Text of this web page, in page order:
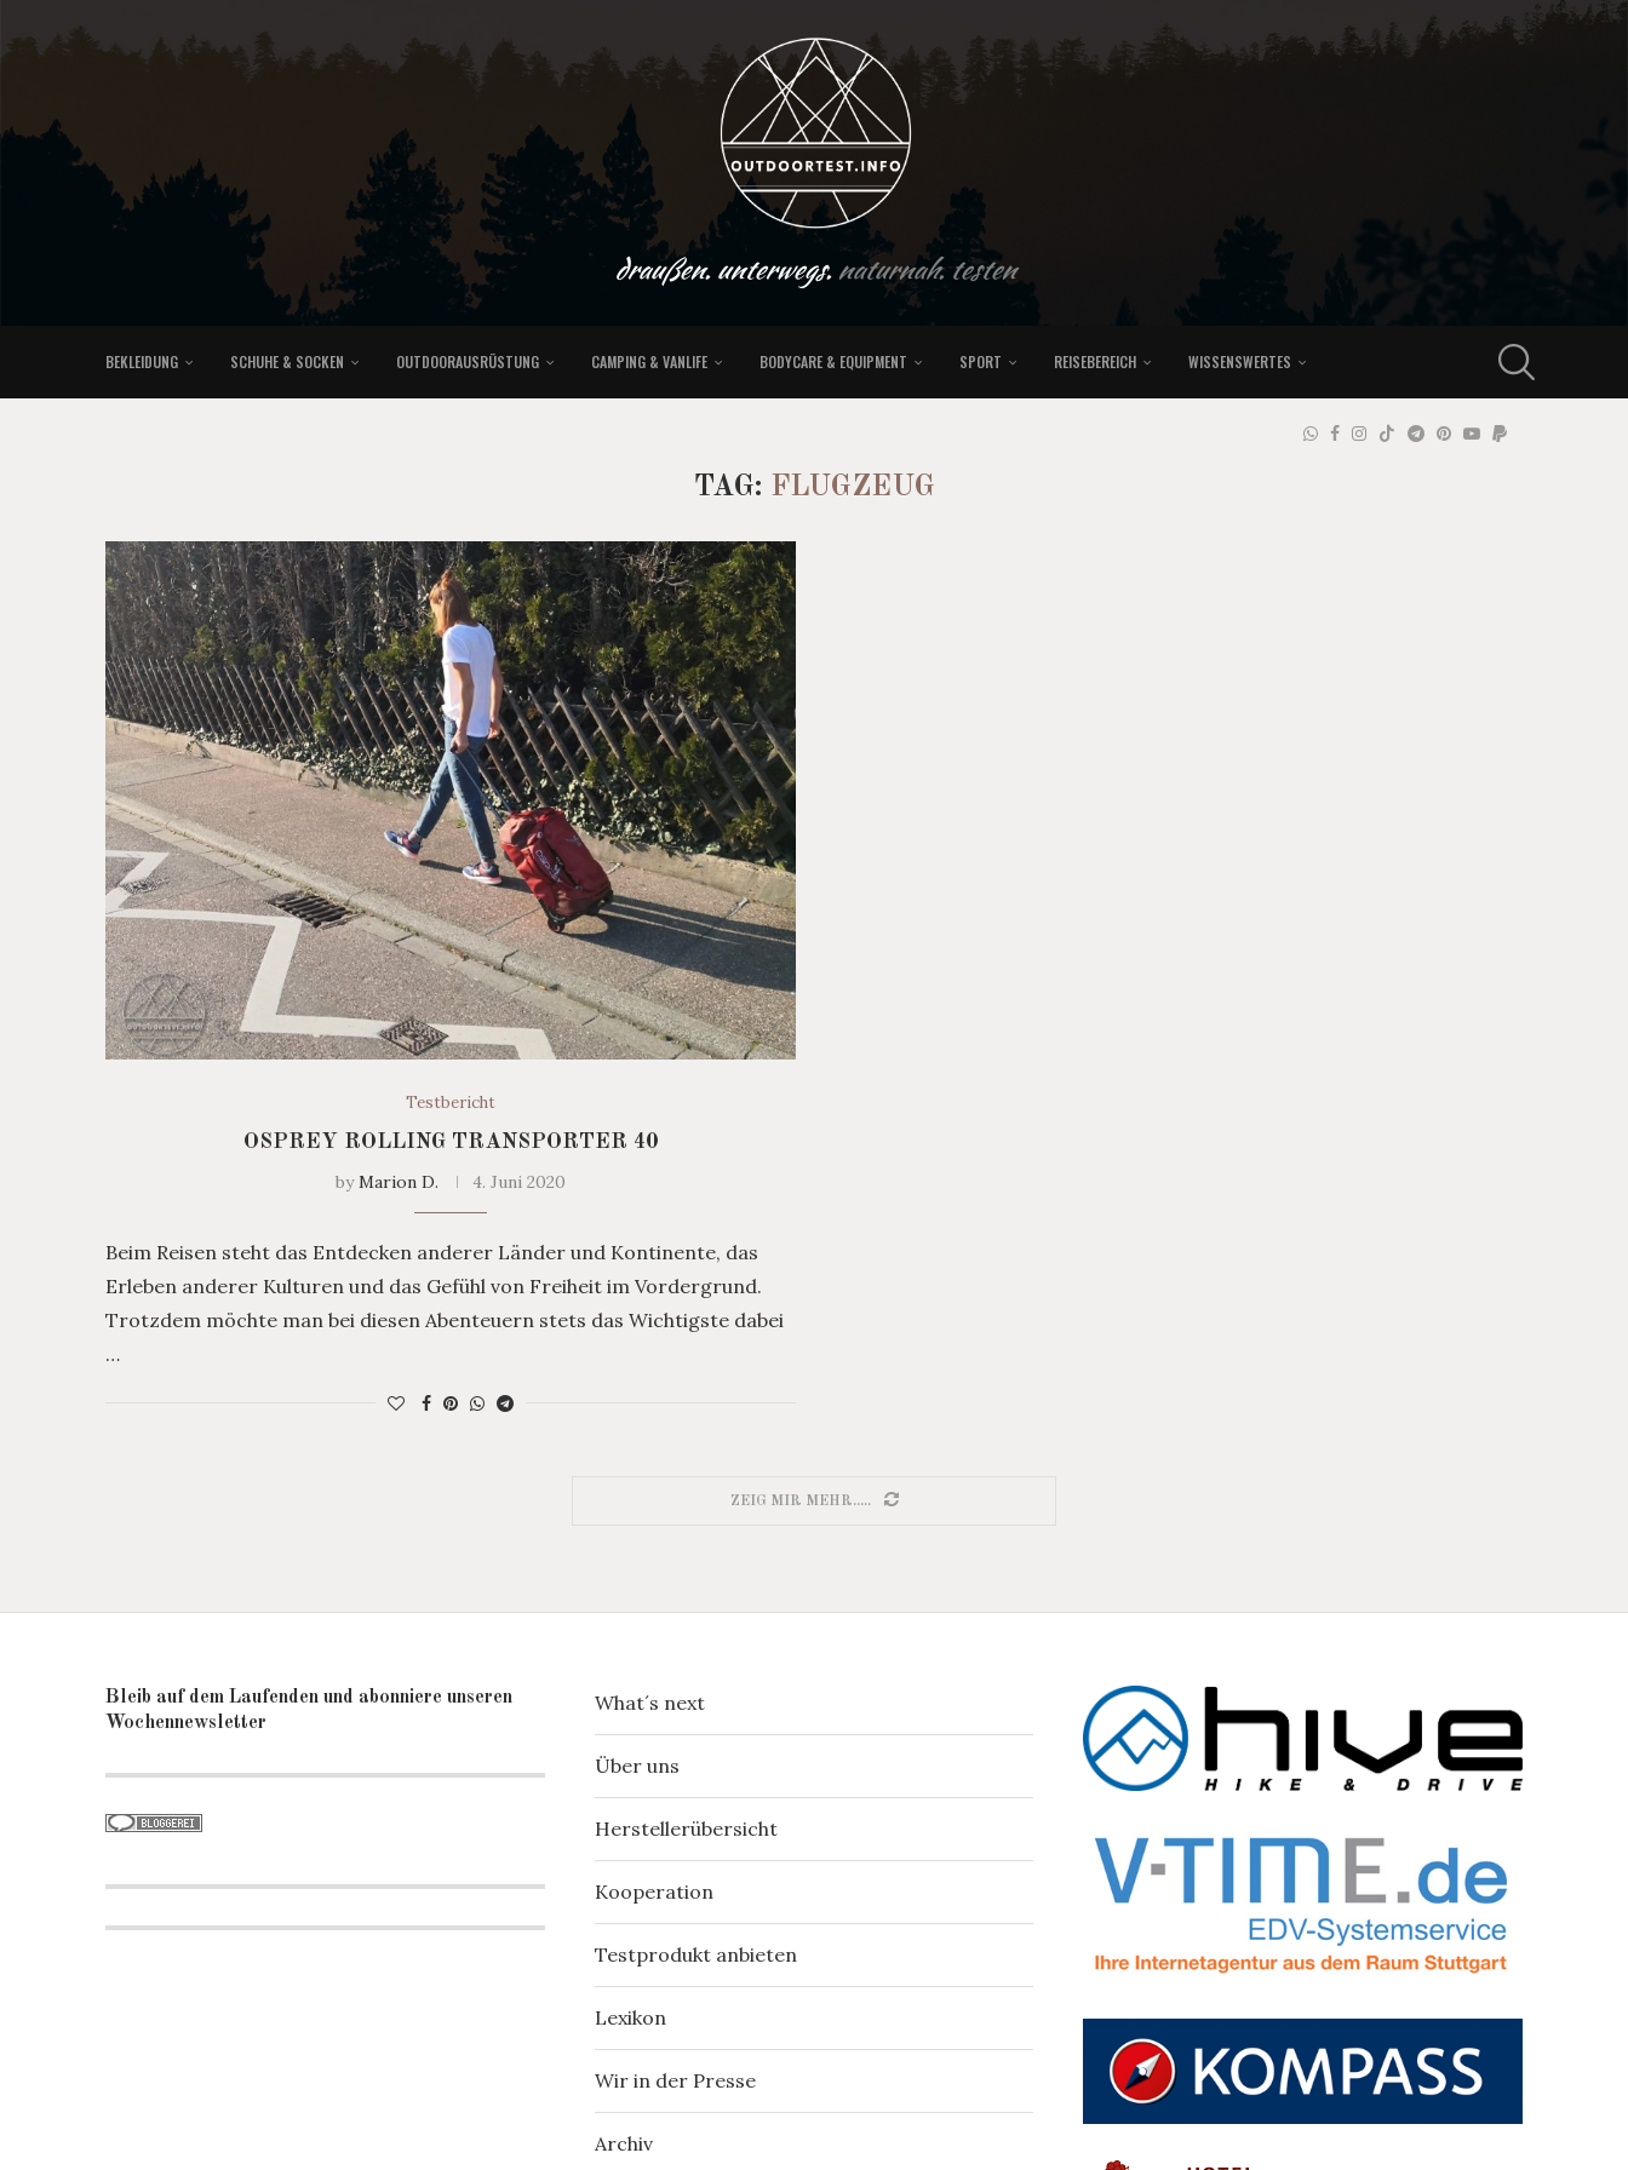
draußen. unterwegs.naturnah. testen
BEKLEIDUNG SCHUHE & SOCKEN OUTDOORAUSRÜSTUNG CAMPING & VANLIFE BODYCARE & EQUIPMENT SPORT REISEBEREICH WISSENSWERTES
TAG: FLUGZEUG
Testbericht
OSPREY ROLLING TRANSPORTER 40
byMarion D. 4. Juni 2020
Beim Reisen steht das Entdecken anderer Länder und Kontinente, das
Erleben anderer Kulturen und das Gefühl von Freiheit im Vordergrund.
Trotzdem möchte man bei diesen Abenteuern stets das Wichtigste dabei
…
ZEIG MIR MEHR.....
Bleib auf dem Laufenden und abonniere unseren
Wochennewsletter
What´s next
Über uns
Herstellerübersicht
Kooperation
Testprodukt anbieten
Lexikon
Wir in der Presse
Archiv